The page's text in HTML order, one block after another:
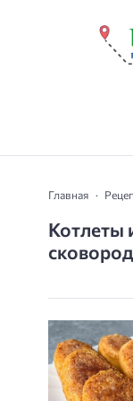
Главная
Котлеты